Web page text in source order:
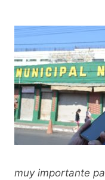
muy importante